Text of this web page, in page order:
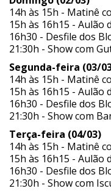
14h às 15h - Matinê
15h às 16h15 - Aulão
16h30 - Desfile dos
21:30h - Show com
Segunda-feira (03/
14h às 15h - Matinê
15h às 16h15 - Aulão
16h30 - Desfile dos
21:30h - Show com
Terça-feira (04/03)
14h às 15h - Matinê
15h às 16h15 - Aulão
16h30 - Desfile dos
21:30h - Show com